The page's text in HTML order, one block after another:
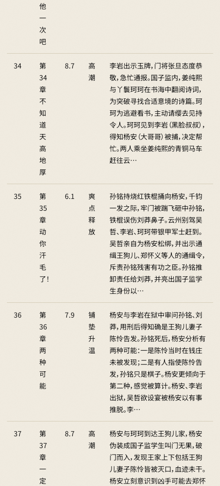
他
一
次
吧
34
第
34
章
不
知
道
天
高
地
厚
8.7
高
潮
李岩出示玉牌，门将张旦态度恭
敬，急忙通报。国子监内，姜纯熙
与丫鬟珂珂在书海中翻阅诗词，
为突破寻找合适意境的诗篇。珂
珂为逃避看书，主动请缨去见持
令人。珂珂见到李岩（黑脸叔叔），
得知杨安（大哥哥）被捕，决定帮
忙。两人乘坐姜纯熙的青铜马车
赶往云…
35
第
35
章
动
你
汗
毛
了！
6.1
爽
点
释
放
孙铭持烧红铁棍捅向杨安，千钧
一发之际，牢门被踹飞砸中孙铭，
铁棍误伤刘莽鼻子。云州别驾吴
哲、李岩、珂珂带银甲军士赶到。
吴哲亲自为杨安松绑，并出示通
缉王狗儿、郑怀义等人的通缉令，
斥责孙铭残害有功之臣。孙铭推
卸责任给刘莽，并亮出国子监学
生身份以…
36
第
36
章
两
种
可
能
7.9
铺
垫
升
温
杨安与李岩在狱中审问孙铭、刘
莽，用刑后得知确是王狗儿妻子
陈怜告发。孙铭死后，杨安分析有
两种可能：一是陈怜当时在钱庄
未被发现；二是有人指使陈怜告
发，孙铭只是棋子。杨安更倾向于
第二种，感觉被算计。杨安、李岩
出狱，吴哲欲设宴被杨安以有事
推脱。李…
37
第
37
章
一
定
8.7
高
潮
杨安与珂珂到达王狗儿家，杨安
伪装成国子监学生叫门无果，破
门而入，发现王家上下包括王狗
儿妻子陈怜皆被灭口，血迹未干。
杨安立刻意识到凶手可能去郑怀